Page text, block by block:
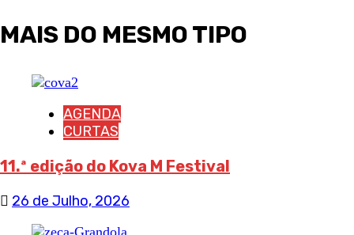
MAIS DO MESMO TIPO
AGENDA
CURTAS
11.ª edição do Kova M Festival
26 de Julho, 2026